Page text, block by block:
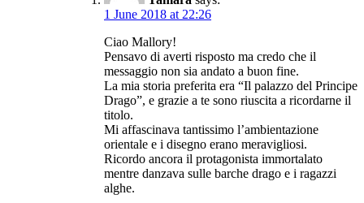
1 June 2018 at 22:26
Ciao Mallory!
Pensavo di averti risposto ma credo che il
messaggio non sia andato a buon fine.
La mia storia preferita era “Il palazzo del Principe
Drago”, e grazie a te sono riuscita a ricordarne il
titolo.
Mi affascinava tantissimo l’ambientazione
orientale e i disegno erano meravigliosi.
Ricordo ancora il protagonista immortalato
mentre danzava sulle barche drago e i ragazzi
alghe.